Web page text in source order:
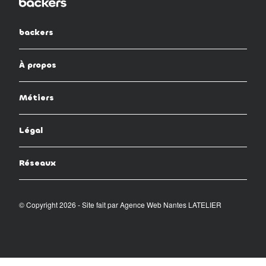
backers
À propos
Métiers
Légal
Réseaux
© Copyright 2026 - Site fait parAgence Web Nantes LATELIER